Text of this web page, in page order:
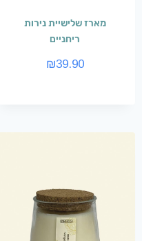
מארז שלישיית נירות
ריחניים
₪39.90